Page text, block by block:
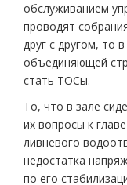
обслуживанием
проводят
друг с другом, то
объединяющей
стать ТОСы.
То, что в зале
их вопросы к
ливневого
недостатка
по его